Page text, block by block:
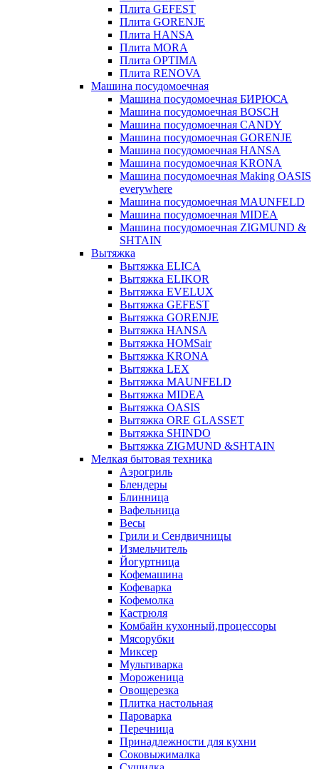
Плита GEFEST
Плита GORENJE
Плита HANSA
Плита MORA
Плита OPTIMA
Плита RENOVA
Машина посудомоечная
Машина посудомоечная БИРЮСА
Машина посудомоечная BOSCH
Машина посудомоечная CANDY
Машина посудомоечная GORENJE
Машина посудомоечная HANSA
Машина посудомоечная KRONA
Машина посудомоечная Making OASIS
everywhere
Машина посудомоечная MAUNFELD
Машина посудомоечная MIDEA
Машина посудомоечная ZIGMUND &
SHTAIN
Вытяжка
Вытяжка ELICA
Вытяжка ELIKOR
Вытяжка EVELUX
Вытяжка GEFEST
Вытяжка GORENJE
Вытяжка HANSA
Вытяжка HOMSair
Вытяжка KRONA
Вытяжка LEX
Вытяжка MAUNFELD
Вытяжка MIDEA
Вытяжка OASIS
Вытяжка ORE GLASSET
Вытяжка SHINDO
Вытяжка ZIGMUND &SHTAIN
Мелкая бытовая техника
Аэрогриль
Блендеры
Блинница
Вафельница
Весы
Грили и Сендвичницы
Измельчитель
Йогуртница
Кофемашина
Кофеварка
Кофемолка
Кастрюля
Комбайн кухонный,процессоры
Мясорубки
Миксер
Мультиварка
Мороженица
Овощерезка
Плитка настольная
Пароварка
Перечница
Принадлежности для кухни
Соковыжималка